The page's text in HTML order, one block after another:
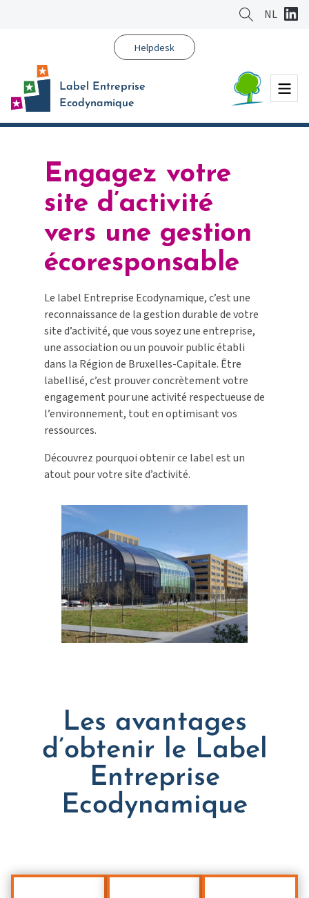
NL
Helpdesk
Label Entreprise
Ecodynamique
Menu
Engagez votre
site d’activité
vers une gestion
écoresponsable
Le label Entreprise Ecodynamique, c’est une
reconnaissance de la gestion durable de votre
site d’activité, que vous soyez une entreprise,
une association ou un pouvoir public établi
dans la Région de Bruxelles-Capitale. Être
labellisé, c’est prouver concrètement votre
engagement pour une activité respectueuse de
l’environnement, tout en optimisant vos
ressources.
Découvrez pourquoi obtenir ce label est un
atout pour votre site d’activité.
Les avantages
d’obtenir le Label
Entreprise
Ecodynamique